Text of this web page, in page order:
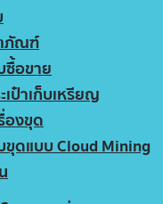
ภัณฑ์
ซื้อขาย
เป๋าเก็บเหรียญ
องขุด
ขุดแบบ Cloud Mining